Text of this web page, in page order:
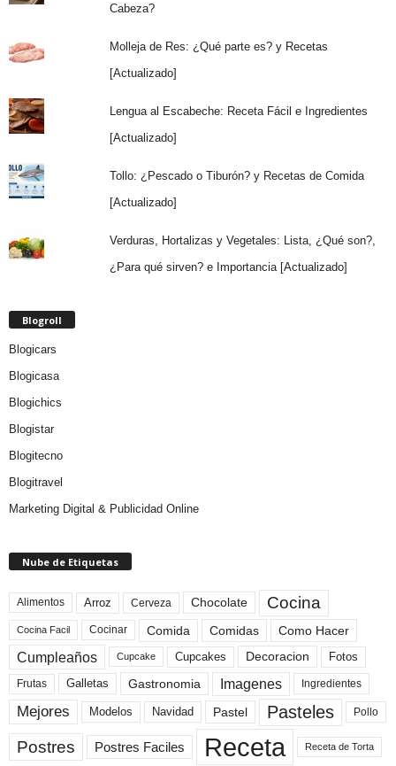
Cabeza?
Molleja de Res: ¿Qué parte es? y Recetas
[Actualizado]
Lengua al Escabeche: Receta Fácil e Ingredientes
[Actualizado]
Tollo: ¿Pescado o Tiburón? y Recetas de Comida
[Actualizado]
Verduras, Hortalizas y Vegetales: Lista, ¿Qué son?,
¿Para qué sirven? e Importancia [Actualizado]
Blogroll
Blogicars
Blogicasa
Blogichics
Blogistar
Blogitecno
Blogitravel
Marketing Digital & Publicidad Online
Nube de Etiquetas
Alimentos Arroz Cerveza Chocolate Cocina
Cocina Facil Cocinar Comida Comidas Como Hacer
Cumpleaños Cupcake Cupcakes Decoracion Fotos
Frutas Galletas Gastronomia Imagenes Ingredientes
Mejores Modelos Navidad Pastel Pasteles Pollo
Postres Postres Faciles Receta Receta de Torta